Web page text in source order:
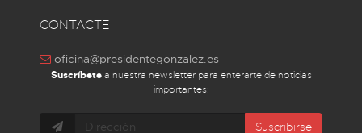
CONTACTE
oficina@presidentegonzalez.es
Suscríbetea nuestra newsletter para enterarte de noticias
importantes:
Suscribirse